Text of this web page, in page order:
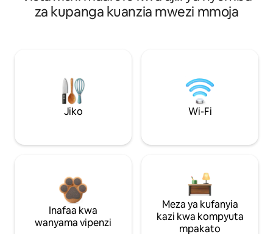
za kupanga kuanzia mwezi mmoja
Jiko Wi-Fi
Inafaa kwa
wanyama vipenzi
Meza ya kufanyia
kazi kwa kompyuta
mpakato